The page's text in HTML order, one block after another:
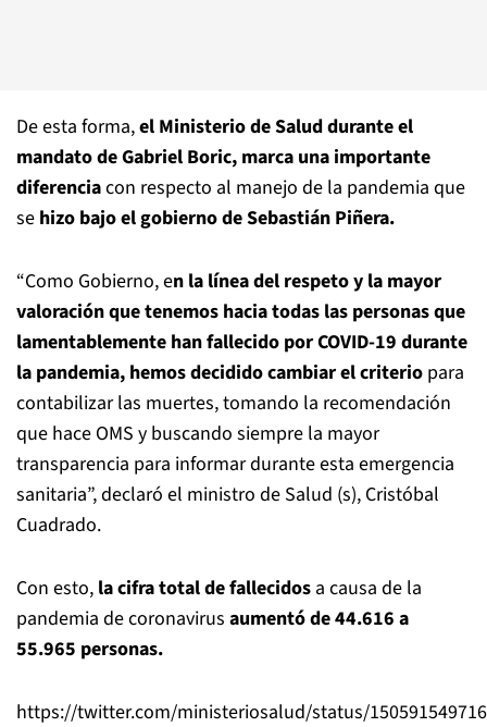
De esta forma,el Ministerio de Salud durante el
mandato de Gabriel Boric, marca una importante
diferenciacon respecto al manejo de la pandemia que
se hizo bajo el gobierno de Sebastián Piñera.
“Como Gobierno, en la línea del respeto y la mayor
valoración que tenemos hacia todas las personas que
lamentablemente han fallecido por COVID-19 durante
la pandemia, hemos decidido cambiar el criterio para
contabilizar las muertes, tomando la recomendación
que hace OMS y buscando siempre la mayor
transparencia para informar durante esta emergencia
sanitaria”, declaró el ministro de Salud (s), Cristóbal
Cuadrado.
Con esto, la cifra total de fallecidos a causa de la
pandemia de coronavirus aumentó de 44.616 a
55.965 personas.
https://twitter.com/ministeriosalud/status/